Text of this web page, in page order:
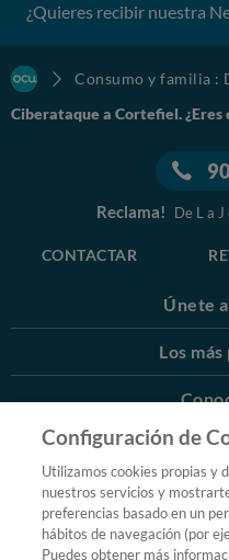
¿Quieres recibir nuestra
Consumo y familia :
Ciberataque a Cortefiel. ¿Eres
Reclama! De L a
CONTACTAR
Únete
Los
Más
©
Condiciones
Política
Configuración de
Utilizamos cookies propias y
nuestros servicios y
preferencias basado en un
hábitos de navegación (por
Puedes obtener más